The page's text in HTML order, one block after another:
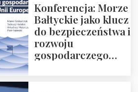
Konferencja: Morze
Bałtyckie jako klucz
do bezpieczeństwa i
rozwoju
gospodarczego